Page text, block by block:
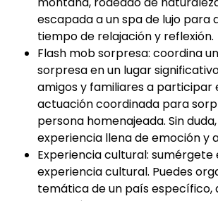
escapada a un spa de lujo para
tiempo de relajación y reflexión.
Flash mob sorpresa: coordina
sorpresa en un lugar
amigos y familiares a participar
actuación coordinada para
persona homenajeada. Sin
experiencia llena de emoción y
Experiencia cultural: sumérgete
experiencia cultural. Puedes
temática de un país específico,